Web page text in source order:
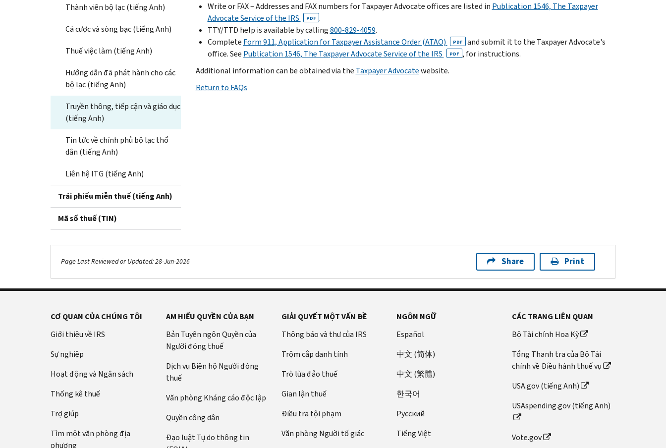
Thành viên bộ lạc (tiếng Anh)
Cá cược và sòng bạc (tiếng Anh)
Thuế việc làm (tiếng Anh)
Hướng dẫn đã phát hành cho các
bộ lạc (tiếng Anh)
Truyền thông, tiếp cận và giáo dục
(tiếng Anh)
Tin tức về chính phủ bộ lạc thổ
dân (tiếng Anh)
Liên hệ ITG (tiếng Anh)
Trái phiếu miễn thuế (tiếng Anh)
Mã số thuế (TIN)
Write or FAX – Addresses and FAX numbers for Taxpayer Advocate offices are listed in Publication 1546, The Taxpayer
Advocate Service of the IRS
PDF .
TTY/TTD help is available by calling800-829-4059.
Complete Form 911, Application for Taxpayer Assistance Order (ATAO) PDF
and submit it to the Taxpayer Advocate's
office. See Publication 1546, The Taxpayer Advocate Service of the IRS PDF , for instructions.
Additional information can be obtained via the Taxpayer Advocatewebsite.
Return to FAQs
Page Last Reviewed or Updated: 28-Jun-2026 Share Print
CƠ QUAN CỦA CHÚNG TÔI
Giới thiệu về IRS
Sự nghiệp
Hoạt động và Ngân sách
Thống kê thuế
Trợ giúp
Tìm một văn phòng địa
phương
AM HIỂU QUYỀN CỦA BẠN
Bản Tuyên ngôn Quyền của
Người đóng thuế
Dịch vụ Biện hộ Người đóng
thuế
Văn phòng Kháng cáo độc lập
Quyền công dân
Đạo luật Tự do thông tin
GIẢI QUYẾT MỘT VẤN ĐỀ
Thông báo và thư của IRS
Trộm cắp danh tính
Trò lừa đảo thuế
Gian lận thuế
Điều tra tội phạm
Văn phòng Người tố giác
NGÔN NGỮ
Español
中文 (简体)
中文 (繁體)
한국어
Pусский
Tiếng Việt
CÁC TRANG LIÊN QUAN
Bộ Tài chính Hoa Kỳ
Tổng Thanh tra của Bộ Tài
chính về Điều hành thuế vụ
USA.gov (tiếng Anh)
USAspending.gov (tiếng Anh)
Vote.gov